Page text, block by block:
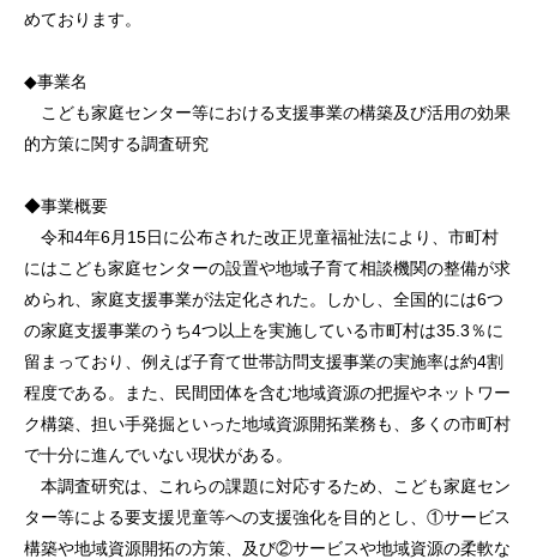
めております。
◆事業名
こども家庭センター等における支援事業の構築及び活用の効果
的方策に関する調査研究
◆事業概要
令和4年6月15日に公布された改正児童福祉法により、市町村
にはこども家庭センターの設置や地域子育て相談機関の整備が求
められ、家庭支援事業が法定化された。しかし、全国的には6つ
の家庭支援事業のうち4つ以上を実施している市町村は35.3％に
留まっており、例えば子育て世帯訪問支援事業の実施率は約4割
程度である。また、民間団体を含む地域資源の把握やネットワー
ク構築、担い手発掘といった地域資源開拓業務も、多くの市町村
で十分に進んでいない現状がある。
本調査研究は、これらの課題に対応するため、こども家庭セン
ター等による要支援児童等への支援強化を目的とし、①サービス
構築や地域資源開拓の方策、及び②サービスや地域資源の柔軟な